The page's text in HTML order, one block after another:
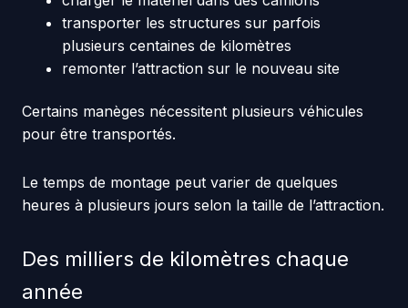
transporter les structures sur parfois
plusieurs centaines de kilomètres
remonter l’attraction sur le nouveau site
Certains manèges nécessitent plusieurs véhicules
pour être transportés.
Le temps de montage peut varier de quelques
heures à plusieurs jours selon la taille de l’attraction.
Des milliers de kilomètres chaque
année